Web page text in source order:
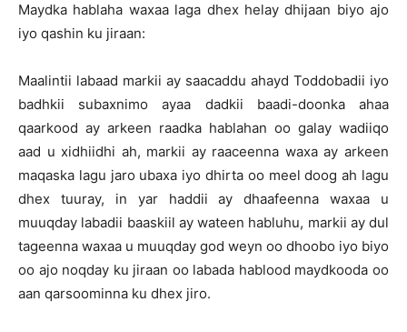
Maydka hablaha waxaa laga dhex helay dhijaan biyo ajo
iyo qashin ku jiraan:
Maalintii labaad markii ay saacaddu ahayd Toddobadii iyo
badhkii subaxnimo ayaa dadkii baadi-doonka ahaa
qaarkood ay arkeen raadka hablahan oo galay wadiiqo
aad u xidhiidhi ah, markii ay raaceenna waxa ay arkeen
maqaska lagu jaro ubaxa iyo dhirta oo meel doog ah lagu
dhex tuuray, in yar haddii ay dhaafeenna waxaa u
muuqday labadii baaskiil ay wateen habluhu, markii ay dul
tageenna waxaa u muuqday god weyn oo dhoobo iyo biyo
oo ajo noqday ku jiraan oo labada hablood maydkooda oo
aan qarsoominna ku dhex jiro.